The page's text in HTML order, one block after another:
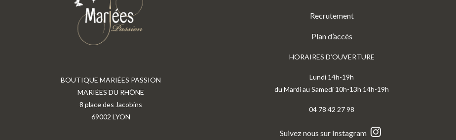
BOUTIQUE MARIÉES PASSION
MARIÉES DU RHÔNE
8 place des Jacobins
69002 LYON
Recrutement
Plan d’accès
HORAIRES D’OUVERTURE
Lundi 14h-19h
du Mardi au Samedi 10h-13h 14h-19h
04 78 42 27 98
Suivez nous sur Instagram